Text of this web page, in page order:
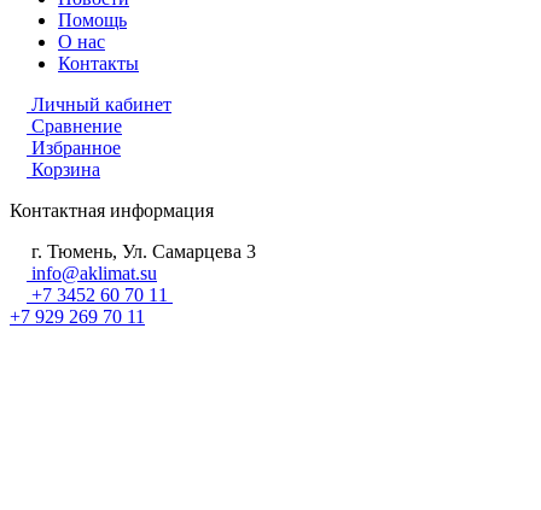
Помощь
О нас
Контакты
Личный кабинет
Сравнение
Избранное
Корзина
Контактная информация
г. Тюмень, Ул. Самарцева 3
info@aklimat.su
+7 3452 60 70 11
+7 929 269 70 11